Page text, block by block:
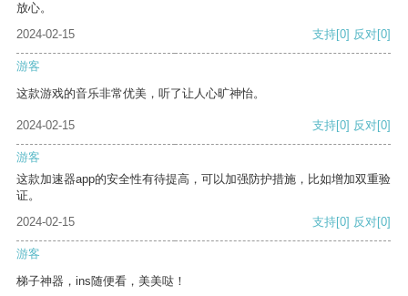
放心。
2024-02-15
支持[0] 反对[0]
游客
这款游戏的音乐非常优美，听了让人心旷神怡。
2024-02-15 支持[0] 反对[0]
游客
这款加速器app的安全性有待提高，可以加强防护措施，比如增加双重验
证。
2024-02-15
支持[0] 反对[0]
游客
梯子神器，ins随便看，美美哒！